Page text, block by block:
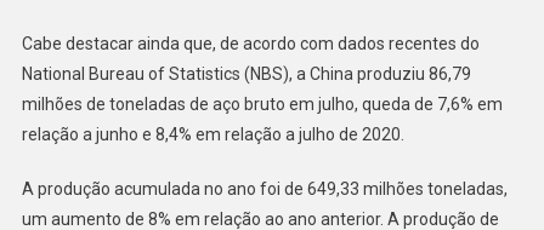
Cabe destacar ainda que, de acordo com dados recentes do
National Bureau of Statistics (NBS), a China produziu 86,79
milhões de toneladas de aço bruto em julho, queda de 7,6% em
relação a junho e 8,4% em relação a julho de 2020.
A produção acumulada no ano foi de 649,33 milhões toneladas,
um aumento de 8% em relação ao ano anterior. A produção de